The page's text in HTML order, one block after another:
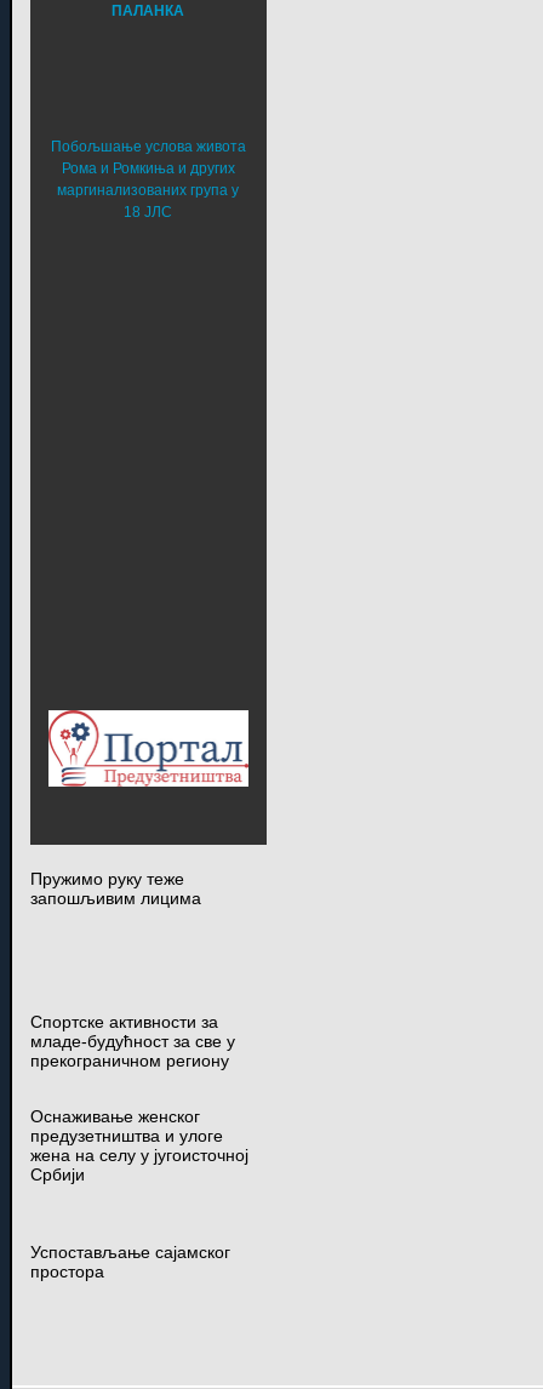
ПАЛАНКА
Побољшање услова живота
Рома и Ромкиња и других
маргинализованих група у
18 ЈЛС
Пружимо руку теже
запошљивим лицима
Спортске активности за
младе-будућност за све у
прекограничном региону
Оснаживање женског
предузетништва и улоге
жена на селу у југоисточној
Србији
Успостављање сајамског
простора